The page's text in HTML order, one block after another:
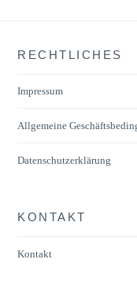
RECHTLICHES
Impressum
Allgemeine
Datenschutzerklärung
KONTAKT
Kontakt